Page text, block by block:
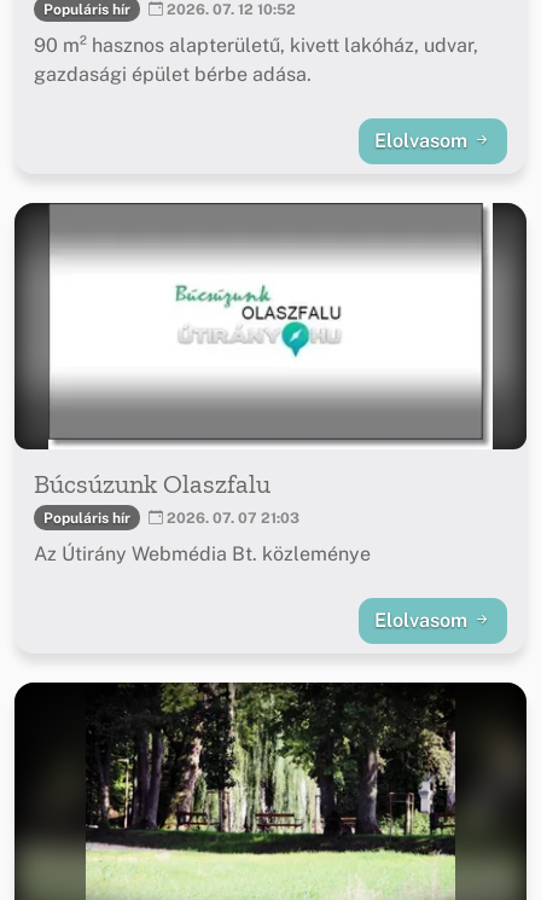
Populáris hír 2026. 07. 12 10:52
90 m² hasznos alapterületű, kivett lakóház, udvar,
gazdasági épület bérbe adása.
Elolvasom
Búcsúzunk Olaszfalu
Populáris hír 2026. 07. 07 21:03
Az Útirány Webmédia Bt. közleménye
Elolvasom